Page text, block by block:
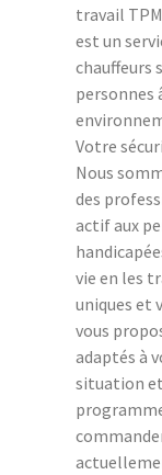
travail
est un
chauffeurs
personnes
Votre
Nous
des
actif aux
vie en les
uniques et
vous
adaptés à
situation et